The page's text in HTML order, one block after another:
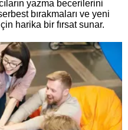
yazma becerilerini
bırakmaları ve yeni
harika bir fırsat sunar.